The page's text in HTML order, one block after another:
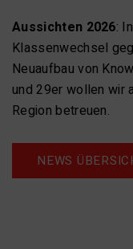
Aussichten 2026:
Klassenwechsel
Neuaufbau von
und 29er wollen wir
Region betreuen.
NEWS